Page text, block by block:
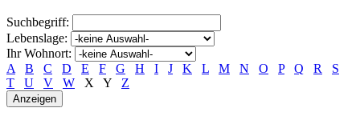
Suchbegriff:
Lebenslage:
Ihr Wohnort:
A
B C D E F G H I J K L M N O P Q R
S
T
U V W X Y Z